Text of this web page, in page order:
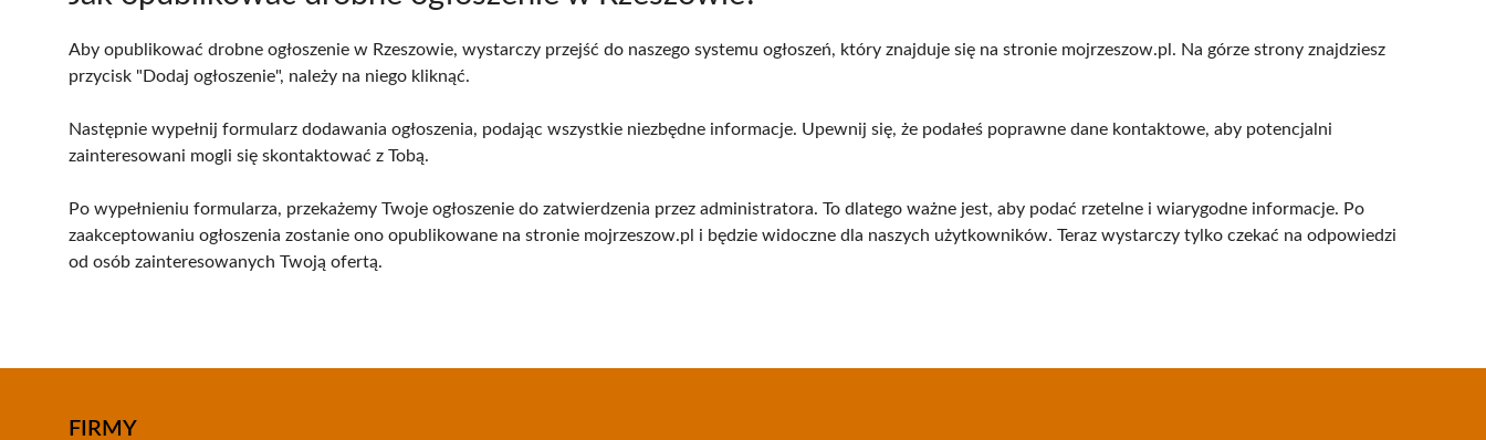
Aby opublikować drobne ogłoszenie w Rzeszowie, wystarczy przejść do naszego systemu ogłoszeń, który znajduje się na stronie mojrzeszow.pl. Na górze strony znajdziesz
przycisk "Dodaj ogłoszenie", należy na niego kliknąć.
Następnie wypełnij formularz dodawania ogłoszenia, podając wszystkie niezbędne informacje. Upewnij się, że podałeś poprawne dane kontaktowe, aby potencjalni
zainteresowani mogli się skontaktować z Tobą.
Po wypełnieniu formularza, przekażemy Twoje ogłoszenie do zatwierdzenia przez administratora. To dlatego ważne jest, aby podać rzetelne i wiarygodne informacje. Po
zaakceptowaniu ogłoszenia zostanie ono opublikowane na stronie mojrzeszow.pl i będzie widoczne dla naszych użytkowników. Teraz wystarczy tylko czekać na odpowiedzi
od osób zainteresowanych Twoją ofertą.
FIRMY